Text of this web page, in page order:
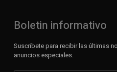
Boletin informativo
Suscríbete para recibir las últimas
anuncios especiales.